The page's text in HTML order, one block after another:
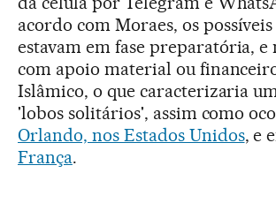
acordo com Moraes, os
estavam em fase preparatória,
com apoio material ou
Islâmico, o que caracterizaria
'lobos solitários', assim como
Orlando, nos Estados Unidos, e
França.